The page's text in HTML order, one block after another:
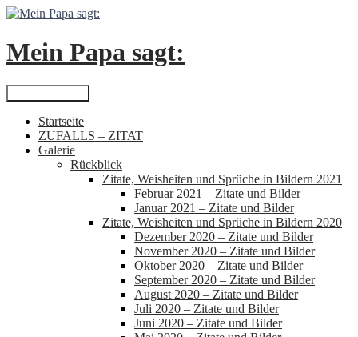
Zum
springen
Mein Papa sagt:
Suchen
Startseite
ZUFALLS – ZITAT
Galerie
Rückblick
Zitate, Weisheiten und Sprüche in Bildern 2021
Februar 2021 – Zitate und Bilder
Januar 2021 – Zitate und Bilder
Zitate, Weisheiten und Sprüche in Bildern 2020
Dezember 2020 – Zitate und Bilder
November 2020 – Zitate und Bilder
Oktober 2020 – Zitate und Bilder
September 2020 – Zitate und Bilder
August 2020 – Zitate und Bilder
Juli 2020 – Zitate und Bilder
Juni 2020 – Zitate und Bilder